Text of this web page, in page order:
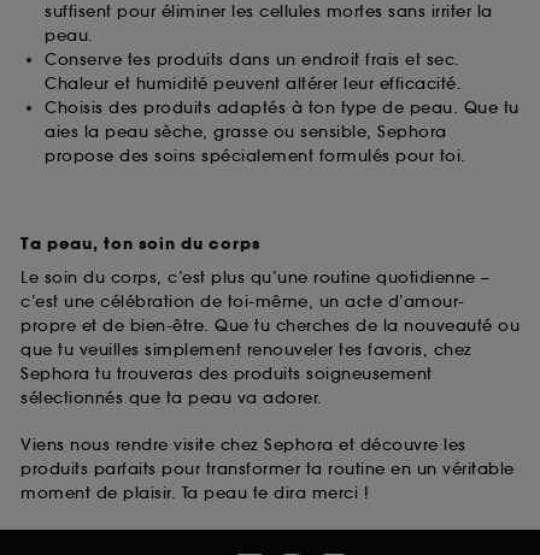
suffisent pour éliminer les cellules mortes sans irriter la
peau.
Conserve tes produits dans un endroit frais et sec.
Chaleur et humidité peuvent altérer leur efficacité.
Choisis des produits adaptés à ton type de peau. Que tu
aies la peau sèche, grasse ou sensible, Sephora
propose des soins spécialement formulés pour toi.
Ta peau, ton soin du corps
Le soin du corps, c’est plus qu’une routine quotidienne –
c’est une célébration de toi-même, un acte d’amour-
propre et de bien-être. Que tu cherches de la nouveauté ou
que tu veuilles simplement renouveler tes favoris, chez
Sephora tu trouveras des produits soigneusement
sélectionnés que ta peau va adorer.
Viens nous rendre visite chez Sephora et découvre les
produits parfaits pour transformer ta routine en un véritable
moment de plaisir. Ta peau te dira merci !